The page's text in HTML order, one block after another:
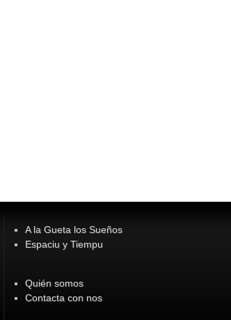
A la Gueta los Sueños
Espaciu y Tiempu
Quién somos
Contacta con nos